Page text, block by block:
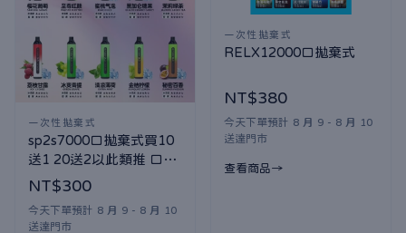
一次性拋棄式
sp2s7000口拋棄式買10
送1 20送2以此類推 口味
隨機贈送
NT$300
今天下單預計 8 月 9 - 8 月 10
送達門市
一次性拋棄式
RELX12000口拋棄式
NT$380
今天下單預計 8 月 9 - 8 月 10
送達門市
查看商品